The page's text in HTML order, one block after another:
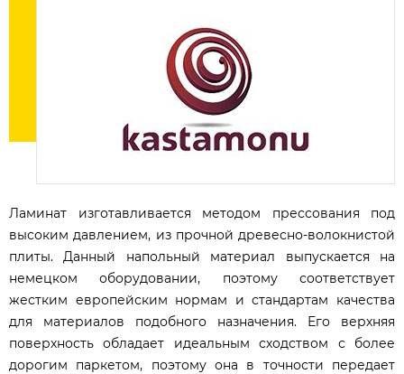
Ламинат изготавливается методом прессования под
высоким давлением, из прочной древесно-волокнистой
плиты. Данный напольный материал выпускается на
немецком оборудовании, поэтому соответствует
жестким европейским нормам и стандартам качества
для материалов подобного назначения. Его верхняя
поверхность обладает идеальным сходством с более
дорогим паркетом, поэтому она в точности передает